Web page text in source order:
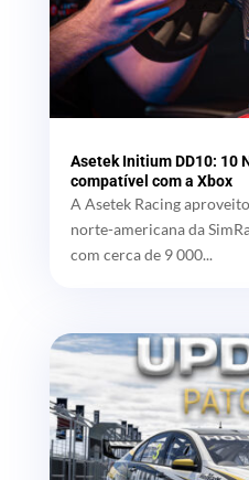
Asetek Initium DD10: 10
compatível com a Xbox
A Asetek Racing
norte-americana da
com cerca de 9 000...